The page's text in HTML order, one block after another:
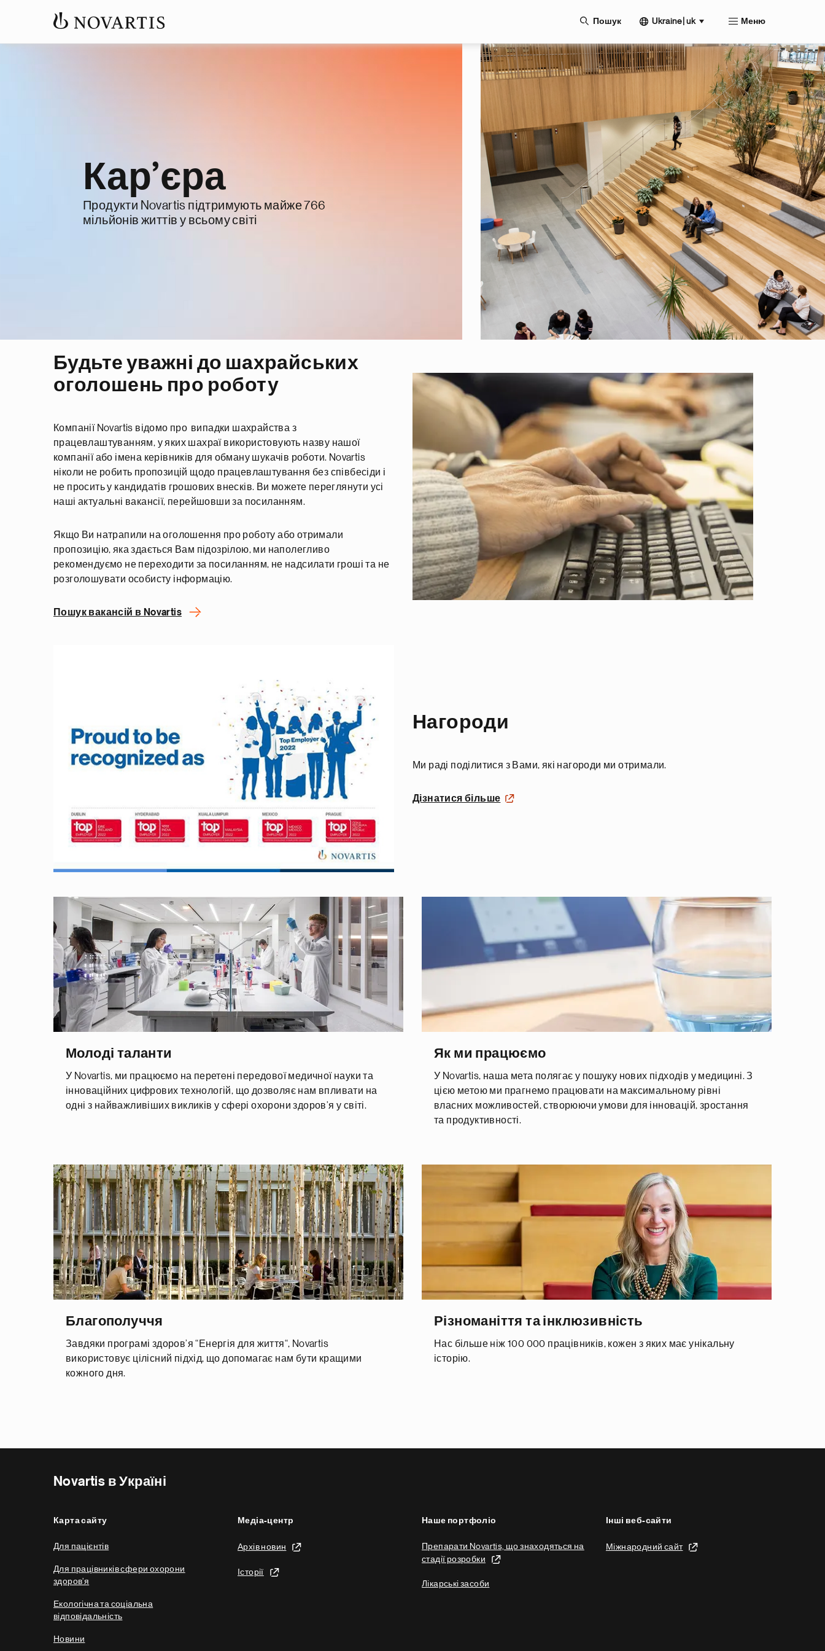
Пошук Ukraine | uk Меню
Кар’єра
Продукти Novartis підтримують майже 766
мільйонів життів у всьому світі
Будьте уважні до шахрайських
оголошень про роботу
Компанії Novartis відомо про випадки шахрайства з
працевлаштуванням, у яких шахраї використовують назву нашої
компанії або імена керівників для обману шукачів роботи. Novartis
ніколи не робить пропозицій щодо працевлаштування без співбесіди і
не просить у кандидатів грошових внесків. Ви можете переглянути усі
наші актуальні вакансії, перейшовши за посиланням.
Якщо Ви натрапили на оголошення про роботу або отримали
пропозицію, яка здається Вам підозрілою, ми наполегливо
рекомендуємо не переходити за посиланням, не надсилати гроші та не
розголошувати особисту інформацію.
Пошук вакансій в Novartis
Нагороди
Ми раді поділитися з Вами, які нагороди ми отримали.
Дізнатися більше
Молоді таланти
У Novartis, ми працюємо на перетeні передової медичної науки та
інноваційних цифрових технологій, що дозволяє нам впливати на
одні з найважливіших викликів у сфері охорони здоров’я у світі.
Як ми працюємо
У Novartis, наша мета полягає у пошуку нових підходів у медицині. З
цією метою ми прагнемо працювати на максимальному рівні
власних можливостей, створюючи умови для інновацій, зростання
та продуктивності.
Благополуччя
Завдяки програмі здоров’я “Енергія для життя“, Novartis
використовує цілісний підхід, що допомагає нам бути кращими
кожного дня.
Різноманіття та інклюзивність
Нас більше ніж 100 000 працівників, кожен з яких має унікальну
історію.
Novartis в Україні
Карта сайту
Для пацієнтів
Для працівників сфери охорони
здоров’я
Екологічна та соціальна
відповідальність
Новини
Медіа-центр
Архів новин
Історії
Наше портфоліо
Препарати Novartis, що знаходяться на
стадії розробки
Лікарські засоби
Інші веб-сайти
Міжнародний сайт